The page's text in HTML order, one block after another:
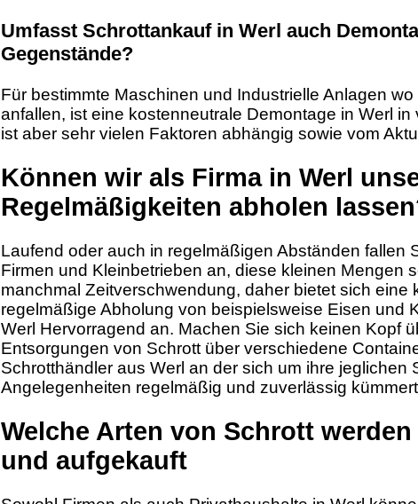
Umfasst Schrottankauf in Werl auch
Gegenstände?
Für bestimmte Maschinen und Industrielle Anlagen
anfallen, ist eine kostenneutrale Demontage in Werl
ist aber sehr vielen Faktoren abhängig sowie vom
Können wir als Firma in Werl
Regelmäßigkeiten abholen
Laufend oder auch in regelmäßigen Abständen fallen
Firmen und Kleinbetrieben an, diese kleinen Mengen
manchmal Zeitverschwendung, daher bietet sich eine
regelmäßige Abholung von beispielsweise Eisen und
Werl Hervorragend an. Machen Sie sich keinen Kopf
Entsorgungen von Schrott über verschiedene
Schrotthändler aus Werl an der sich um ihre jeglichen
Angelegenheiten regelmäßig und zuverlässig
Welche Arten von Schrott
und aufgekauft